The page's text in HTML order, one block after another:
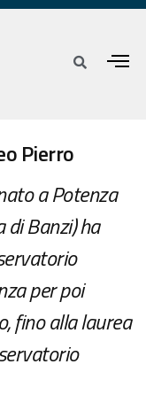
Pierro
a Potenza
Banzi) ha
per poi
fino alla laurea